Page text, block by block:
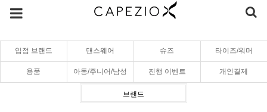
입점 브랜드 댄스웨어 슈즈 타이즈/워머
용품 아동/주니어/남성 진행 이벤트 개인결제
브랜드